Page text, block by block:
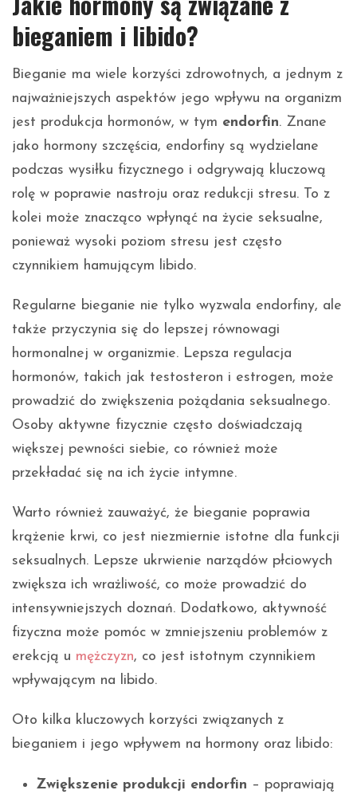
bieganiem i libido?
Bieganie ma wiele korzyści zdrowotnych, a jednym z
najważniejszych aspektów jego wpływu na organizm
jest produkcja hormonów, w tym endorfin. Znane
jako hormony szczęścia, endorfiny są wydzielane
podczas wysiłku fizycznego i odgrywają kluczową
rolę w poprawie nastroju oraz redukcji stresu. To z
kolei może znacząco wpłynąć na życie seksualne,
ponieważ wysoki poziom stresu jest często
czynnikiem hamującym libido.
Regularne bieganie nie tylko wyzwala endorfiny, ale
także przyczynia się do lepszej równowagi
hormonalnej w organizmie. Lepsza regulacja
hormonów, takich jak testosteron i estrogen, może
prowadzić do zwiększenia pożądania seksualnego.
Osoby aktywne fizycznie często doświadczają
większej pewności siebie, co również może
przekładać się na ich życie intymne.
Warto również zauważyć, że bieganie poprawia
krążenie krwi, co jest niezmiernie istotne dla funkcji
seksualnych. Lepsze ukrwienie narządów płciowych
zwiększa ich wrażliwość, co może prowadzić do
intensywniejszych doznań. Dodatkowo, aktywność
fizyczna może pomóc w zmniejszeniu problemów z
erekcją u mężczyzn, co jest istotnym czynnikiem
wpływającym na libido.
Oto kilka kluczowych korzyści związanych z
bieganiem i jego wpływem na hormony oraz libido:
Zwiększenie produkcji endorfin – poprawiają